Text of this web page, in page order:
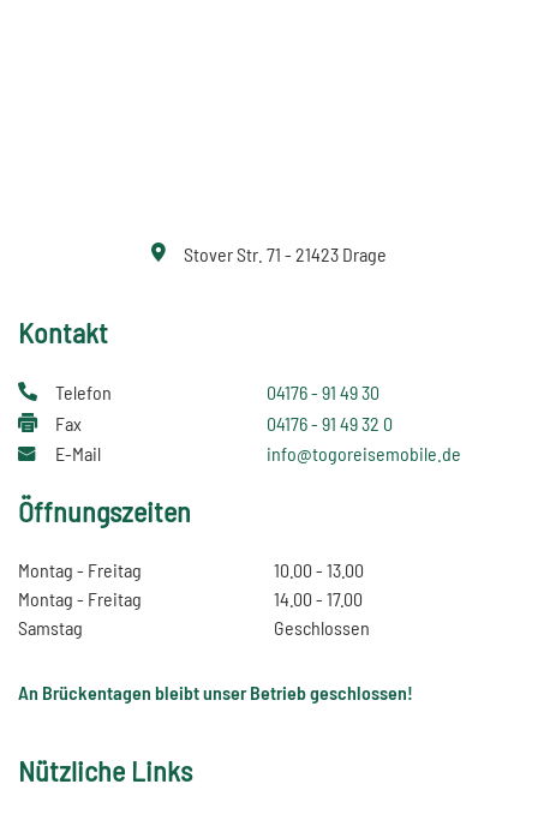
Stover Str. 71 - 21423 Drage
Kontakt
Telefon
04176 - 91 49 30
Fax
04176 - 91 49 32 0
E-Mail
info@togoreisemobile.de
Öffnungszeiten
Montag - Freitag
10.00 - 13.00
Montag - Freitag
14.00 - 17.00
Samstag
Geschlossen
An Brückentagen bleibt unser Betrieb geschlossen!
Nützliche Links